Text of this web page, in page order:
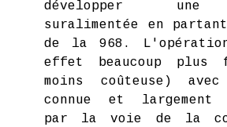
développer une
suralimentée en
de la 968.
effet beaucoup
moins coûteuse)
connue et
par la voie de la